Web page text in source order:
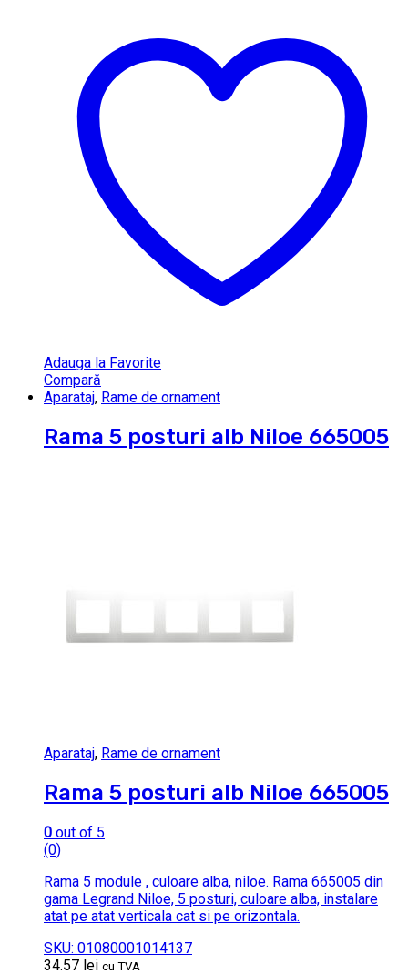
Adauga la Favorite
Compară
Aparataj, Rame de ornament
Rama 5 posturi alb Niloe 665005
Aparataj, Rame de ornament
Rama 5 posturi alb Niloe 665005
0 out of 5
(0)
Rama 5 module , culoare alba, niloe. Rama 665005 din
gama Legrand Niloe, 5 posturi, culoare alba, instalare
atat pe atat verticala cat si pe orizontala.
SKU: 01080001014137
34.57 lei cu TVA